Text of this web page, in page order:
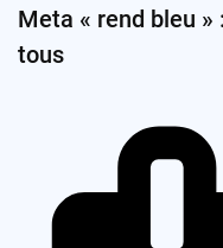
Meta « rend bleu
tous